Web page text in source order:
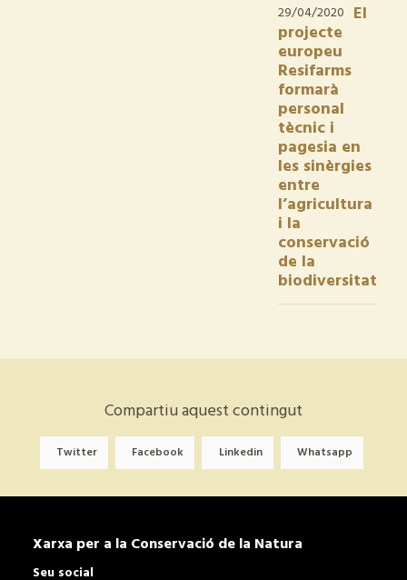
29/04/2020 El
projecte
europeu
Resifarms
formarà
personal
tècnic i
pagesia en
les sinèrgies
entre
l’agricultura
i la
conservació
de la
biodiversitat
Compartiu aquest contingut
Twitter Facebook Linkedin Whatsapp
Xarxa per a la Conservació de la Natura
Seu social